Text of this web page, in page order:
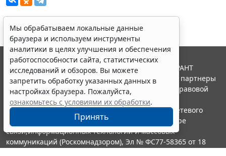
Мы обрабатываем локальные данные
браузера и используем инструменты
аналитики в целях улучшения и обеспечения
работоспособности сайта, статистических
исследований и обзоров. Вы можете
запретить обработку указанных данных в
настройках браузера. Пожалуйста,
ознакомьтесь с условиями их обработки.
Принять
© ООО "НПП "ГАРАНТ-СЕРВИС", 2026. Система ГАРАНТ
выпускается с 1990 года. Компания "Гарант" и ее партнеры
являются участниками Российской ассоциации правовой
информации ГАРАНТ.
Портал ГАРАНТ.РУ зарегистрирован в качестве сетевого
издания Федеральной службой по надзору в сфере
связи,информационных технологий и массовых
коммуникаций (Роскомнадзором), Эл № ФС77-58365 от 18